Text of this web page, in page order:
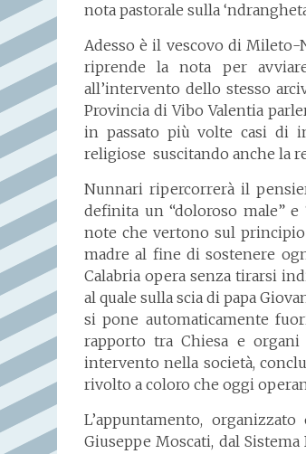
nota pastorale sulla
Adesso è il vescovo di Mileto-
riprende la nota per
all’intervento dello stesso
Provincia di Vibo Valentia
in passato più volte casi di
religiose suscitando anche la
Nunnari ripercorrerà il
definita un “doloroso male”
note che vertono sul
madre al fine di sostenere
Calabria opera senza tirarsi
al quale sulla scia di papa
si pone automaticamente
rapporto tra Chiesa e
intervento nella società,
rivolto a coloro che oggi
L’appuntamento,
Giuseppe Moscati, dal